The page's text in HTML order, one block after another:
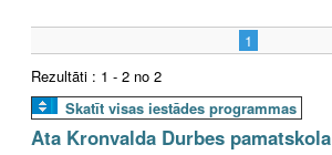
1
Rezultāti : 1 - 2 no 2
Skatīt visas iestādes programmas
Ata Kronvalda Durbes pamatskola